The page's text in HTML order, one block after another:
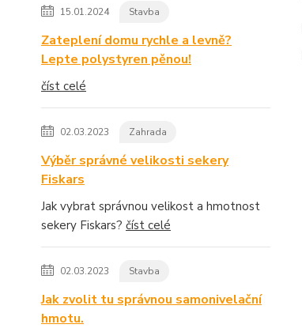
15.01.2024 Stavba
Zateplení domu rychle a levně?
Lepte polystyren pěnou!
číst celé
02.03.2023 Zahrada
Výběr správné velikosti sekery
Fiskars
Jak vybrat správnou velikost a hmotnost
sekery Fiskars? číst celé
02.03.2023 Stavba
Jak zvolit tu správnou samonivelační
hmotu.